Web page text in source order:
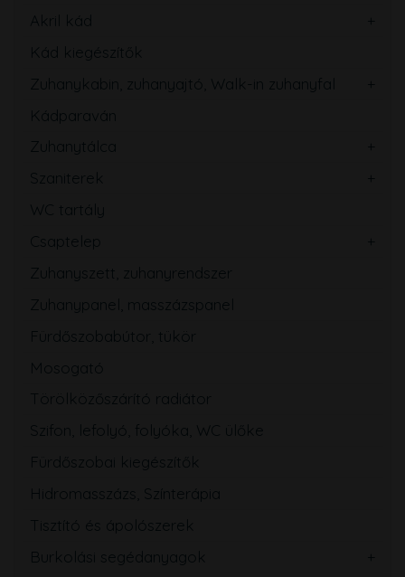
Akril kád
Kád kiegészítők
Zuhanykabin, zuhanyajtó, Walk-in zuhanyfal
Kádparaván
Zuhanytálca
Szaniterek
WC tartály
Csaptelep
Zuhanyszett, zuhanyrendszer
Zuhanypanel, masszázspanel
Fürdőszobabútor, tükör
Mosogató
Törölközőszárító radiátor
Szifon, lefolyó, folyóka, WC ülőke
Fürdőszobai kiegészítők
Hidromasszázs, Színterápia
Tisztító és ápolószerek
Burkolási segédanyagok